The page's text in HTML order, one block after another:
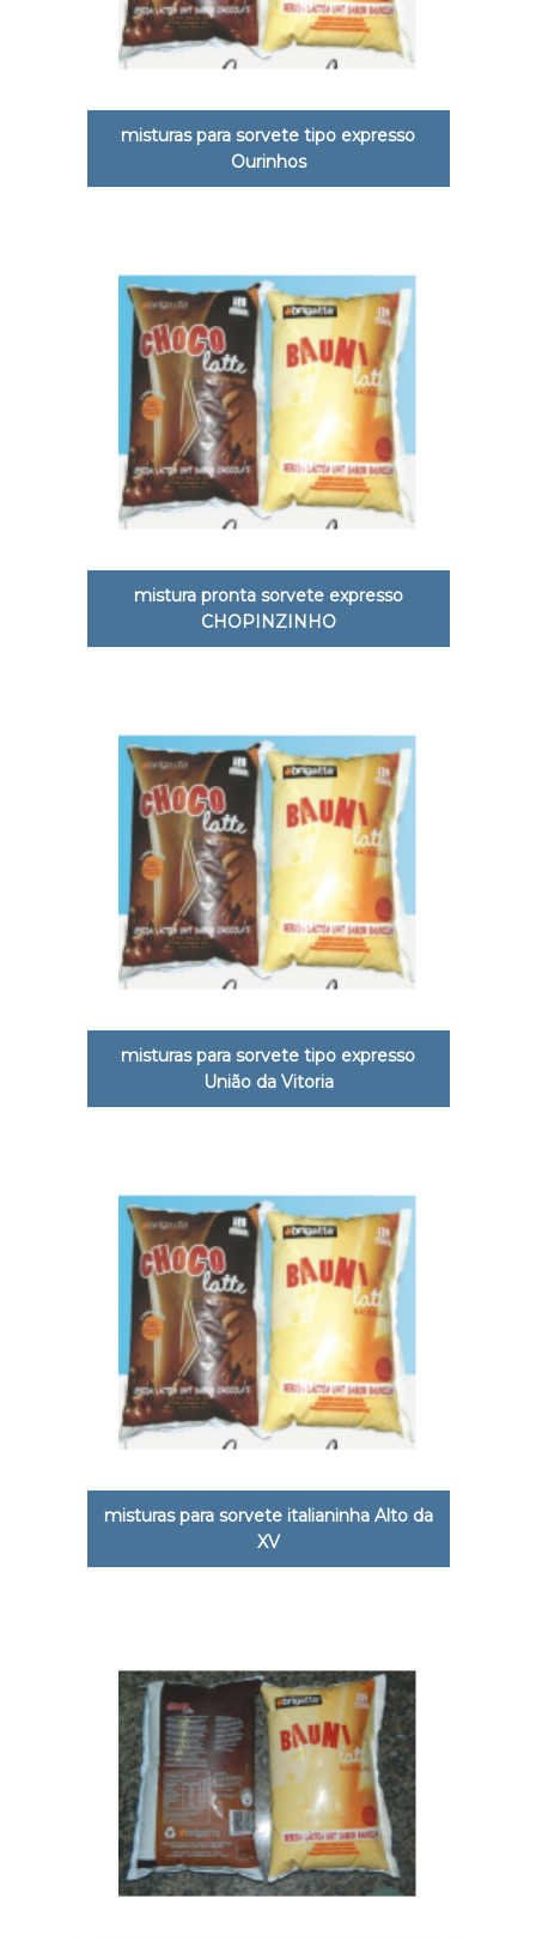
misturas para sorvete tipo expresso
Ourinhos
mistura pronta sorvete expresso
CHOPINZINHO
misturas para sorvete tipo expresso
União da Vitoria
misturas para sorvete italianinha Alto da
XV